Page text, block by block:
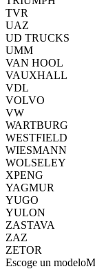
TVR
UAZ
UD TRUCKS
UMM
VAN HOOL
VAUXHALL
VDL
VOLVO
VW
WARTBURG
WESTFIELD
WIESMANN
WOLSELEY
XPENG
YAGMUR
YUGO
YULON
ZASTAVA
ZAZ
ZETOR
Escoge un modelo